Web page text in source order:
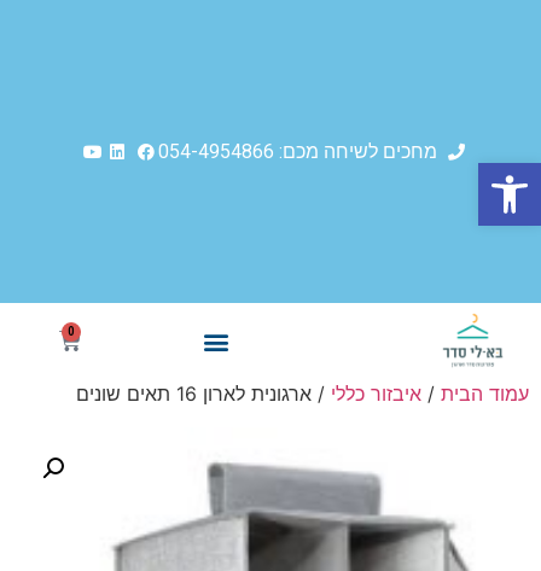
מחכים לשיחה מכם: 054-4954866
0
עמוד הבית / איבזור כללי / ארגונית לארון 16 תאים שונים
פתח סרגל נגישות